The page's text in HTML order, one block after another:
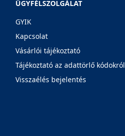
ÜGYFÉLSZOLGÁLAT
GYIK
Kapcsolat
Vásárlói tájékoztató
Tájékoztató az adattörlő kódokról
Visszaélés bejelentés